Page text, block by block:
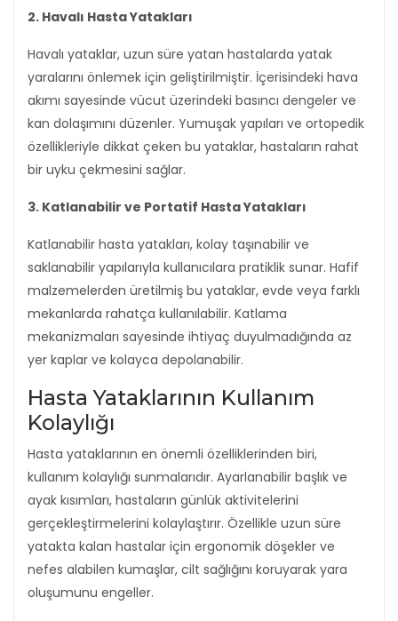
2. Havalı Hasta Yatakları
Havalı yataklar, uzun süre yatan hastalarda yatak
yaralarını önlemek için geliştirilmiştir. İçerisindeki hava
akımı sayesinde vücut üzerindeki basıncı dengeler ve
kan dolaşımını düzenler. Yumuşak yapıları ve ortopedik
özellikleriyle dikkat çeken bu yataklar, hastaların rahat
bir uyku çekmesini sağlar.
3. Katlanabilir ve Portatif Hasta Yatakları
Katlanabilir hasta yatakları, kolay taşınabilir ve
saklanabilir yapılarıyla kullanıcılara pratiklik sunar. Hafif
malzemelerden üretilmiş bu yataklar, evde veya farklı
mekanlarda rahatça kullanılabilir. Katlama
mekanizmaları sayesinde ihtiyaç duyulmadığında az
yer kaplar ve kolayca depolanabilir.
Hasta Yataklarının Kullanım
Kolaylığı
Hasta yataklarının en önemli özelliklerinden biri,
kullanım kolaylığı sunmalarıdır. Ayarlanabilir başlık ve
ayak kısımları, hastaların günlük aktivitelerini
gerçekleştirmelerini kolaylaştırır. Özellikle uzun süre
yatakta kalan hastalar için ergonomik döşekler ve
nefes alabilen kumaşlar, cilt sağlığını koruyarak yara
oluşumunu engeller.